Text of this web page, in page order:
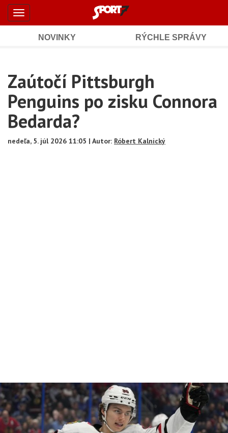
Šport7.sk
-
spravodajstvo
a
výsledky
Skočiť
hlavný
Toggle
navigation
Navigation
NOVINKY RÝCHLE SPRÁVY
Main
Content
Zaútočí Pittsburgh
Penguins po zisku Connora
Bedarda?
nedeľa, 5. júl 2026 11:05 | Autor: Róbert Kalnický